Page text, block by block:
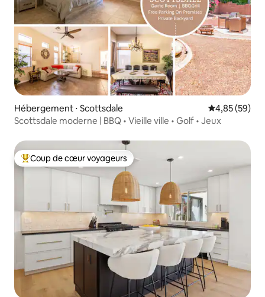
Hébergement ⋅ Scottsdale Évaluation
4,85 (59)
Scottsdale moderne | BBQ • Vieille ville • Golf • Jeux
Coups de cœur voyageurs les plus appréciés
Coup de cœur voyageurs